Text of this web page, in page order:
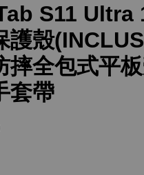
S11 Ultra
護殼
摔全包式平
套帶